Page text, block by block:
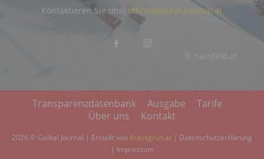
© nassfeld.at
Kontaktieren Sie uns: office@gailtal-journal.at
Transparenzdatenbank Ausgabe
Tarife
Über uns
Kontakt
2026 © Gailtal Journal | Erstellt von Krassgrün.at | Datenschutzerklärung
| Impressum